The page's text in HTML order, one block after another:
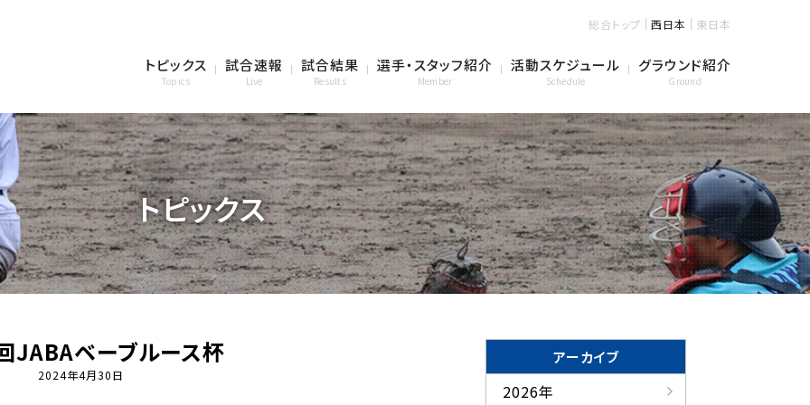
総合トップ 西日本 東日本
トピックス
Topics
試合速報
Live
試合結果
Results
選手・スタッフ紹介
Member
活動スケジュール
Schedule
グラウンド紹介
Ground
トピックス
JABAベーブルース杯
2024年4月30日
アーカイブ
2026年